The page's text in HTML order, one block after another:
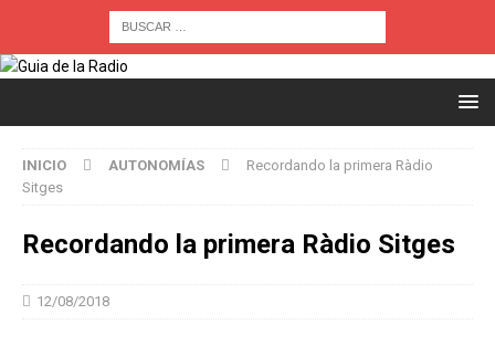
INICIO AUTONOMÍAS
Recordando la primera Ràdio
Sitges
Recordando la primera Ràdio Sitges
12/08/2018